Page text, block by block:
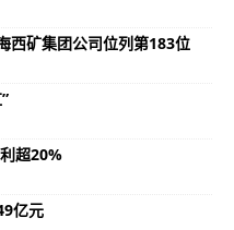
西矿集团公司位列第183位
超20%
亿元